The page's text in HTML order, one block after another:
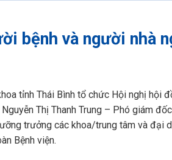
bệnh và người nhà
tỉnh Thái Bình tổ chức Hội nghị hội
Thị Thanh Trung – Phó giám
trưởng các khoa/trung tâm và đại
Bệnh viện.